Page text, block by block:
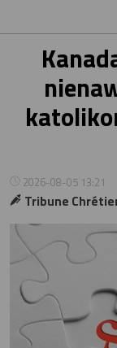
2026-08-05 13:21
Tribune